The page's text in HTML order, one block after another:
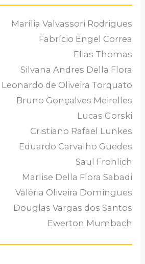
Marília Valvassori Rodrigues
Fabrício Engel Correa
Elias Thomas
Silvana Andres Della Flora
Leonardo de Oliveira Torquato
Bruno Gonçalves Meirelles
Lucas Gorski
Cristiano Rafael Lunkes
Eduardo Carvalho Guedes
Saul Frohlich
Marlise Della Flora Sabadi
Valéria Oliveira Domingues
Douglas Vargas dos Santos
Ewerton Mumbach